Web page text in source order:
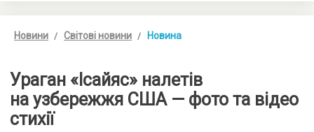
Новини Світові новини Новина
Ураган «Ісайяс» налетів
на узбережжя США — фото та відео
стихії